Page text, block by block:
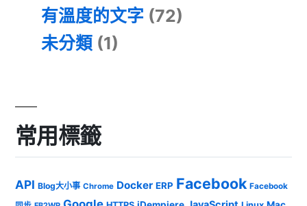
有溫度的文字 (72)
未分類 (1)
常用標籤
API Blog大小事 Chrome Docker ERP Facebook Facebook